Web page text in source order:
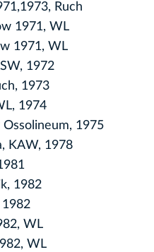
Ruch
1971, WL
1971, WL
1972
1973
1974
Ossolineum, 1975
KAW, 1978
1982
1982
WL
WL